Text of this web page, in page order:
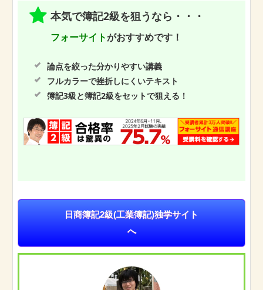
本気で簿記2級を狙うなら・・・
フォーサイトがおすすめです！
論点を絞った分かりやすい講義
フルカラーで挫折しにくいテキスト
簿記3級と簿記2級をセットで狙える！
日商簿記2級(工業簿記)独学サイト
へ